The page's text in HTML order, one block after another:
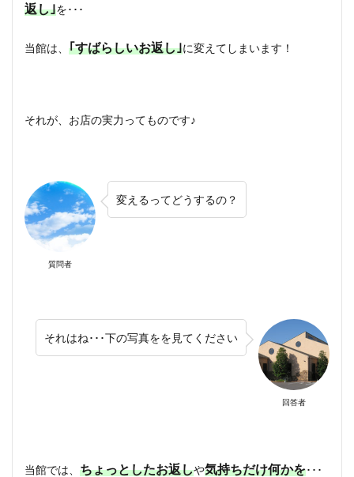
返し｣を･･･
当館は、 ｢すばらしいお返し｣に変えてしまいます！
それが、お店の実力ってものです♪
質問者
変えるってどうするの？
回答者
それはね･･･下の写真をを見てください
当館では、 ちょっとしたお返しや気持ちだけ何かを･･･